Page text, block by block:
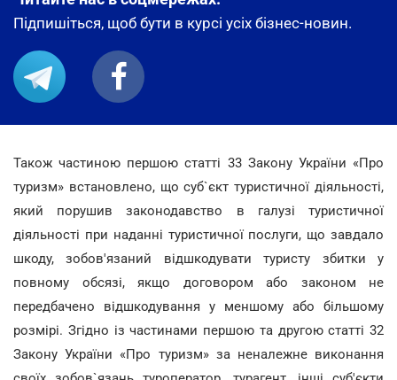
Підпишіться, щоб бути в курсі усіх бізнес-новин.
Також частиною першою статті 33 Закону України «Про
туризм» встановлено, що суб`єкт туристичної діяльності,
який порушив законодавство в галузі туристичної
діяльності при наданні туристичної послуги, що завдало
шкоду, зобов'язаний відшкодувати туристу збитки у
повному обсязі, якщо договором або законом не
передбачено відшкодування у меншому або більшому
розмірі. Згідно із частинами першою та другою статті 32
Закону України «Про туризм» за неналежне виконання